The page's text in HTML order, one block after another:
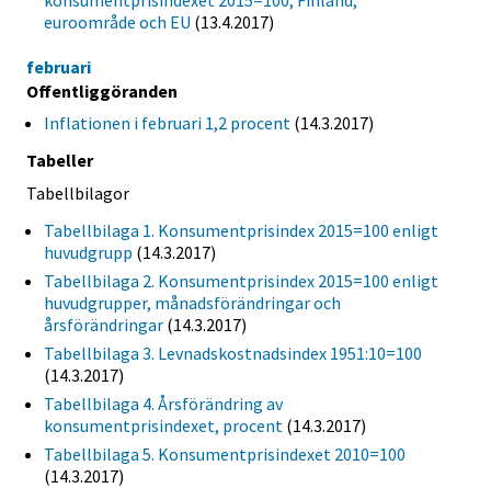
euroområde och EU (13.4.2017)
februari
Offentliggöranden
Inflationen i februari 1,2 procent (14.3.2017)
Tabeller
Tabellbilagor
Tabellbilaga 1. Konsumentprisindex 2015=100 enligt
huvudgrupp (14.3.2017)
Tabellbilaga 2. Konsumentprisindex 2015=100 enligt
huvudgrupper, månadsförändringar och
årsförändringar (14.3.2017)
Tabellbilaga 3. Levnadskostnadsindex 1951:10=100
(14.3.2017)
Tabellbilaga 4. Årsförändring av
konsumentprisindexet, procent (14.3.2017)
Tabellbilaga 5. Konsumentprisindexet 2010=100
(14.3.2017)